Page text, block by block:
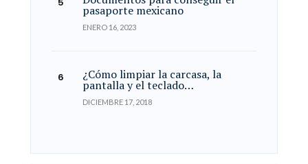
pasaporte mexicano
ENERO 16, 2023
¿Cómo limpiar la carcasa, la
pantalla y el teclado…
DICIEMBRE 17, 2018